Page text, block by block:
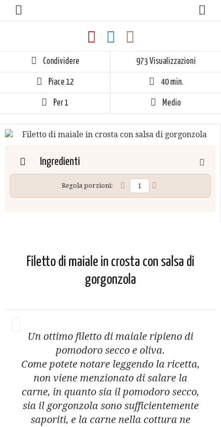
Condividere 973 Visualizzazioni
Piace 12 40 min.
Per 1 Medio
Ingredienti
Regola porzioni:
Filetto di maiale in crosta con salsa di
gorgonzola
Un ottimo filetto di maiale ripieno di
pomodoro secco e oliva.
Come potete notare leggendo la ricetta,
non viene menzionato di salare la
carne, in quanto sia il pomodoro secco,
sia il gorgonzola sono sufficientemente
saporiti, e la carne nella cottura ne